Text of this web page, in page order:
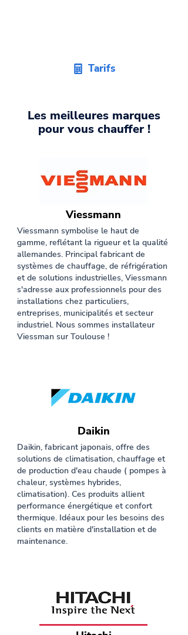
Tarifs
Les meilleures marques
pour vous chauffer !
Viessmann
Viessmann symbolise le haut de
gamme, reflétant la rigueur et la qualité
allemandes. Principal fabricant de
systèmes de chauffage, de réfrigération
et de solutions industrielles, Viessmann
s'adresse aux professionnels pour des
installations chez particuliers,
entreprises, municipalités et secteur
industriel. Nous sommes installateur
Viessman sur Toulouse !
Daikin
Daikin, fabricant japonais, offre des
solutions de climatisation, chauffage et
de production d'eau chaude ( pompes à
chaleur, systèmes hybrides,
climatisation). Ces produits allient
performance énergétique et confort
thermique. Idéaux pour les besoins des
clients en matière d'installation et de
maintenance.